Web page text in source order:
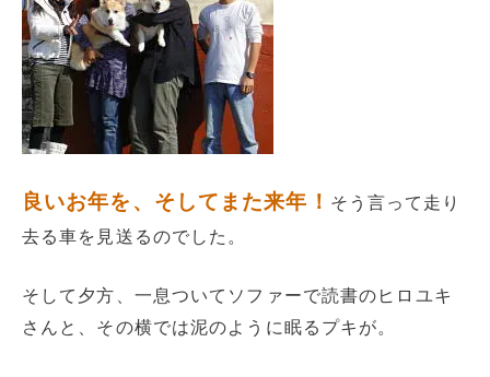
良いお年を、そしてまた来年！ そう言って走り
去る車を見送るのでした。
そして夕方、一息ついてソファーで読書のヒロユキ
さんと、その横では泥のように眠るプキが。